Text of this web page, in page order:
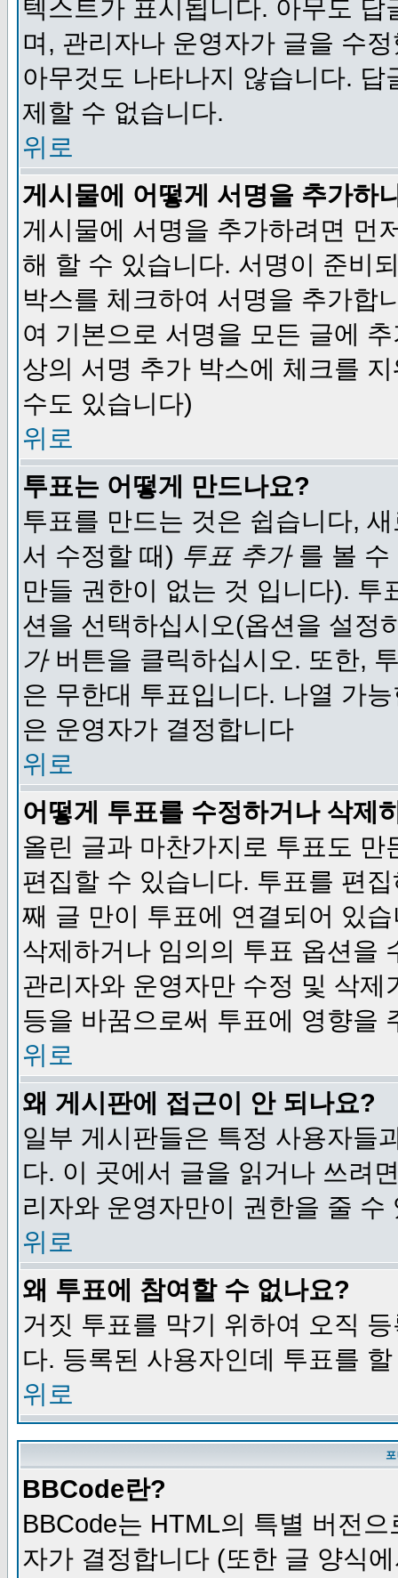
텍스트가 표시됩니다. 아무도
며, 관리자나 운영자가 글을 수
아무것도 나타나지 않습니다.
제할 수 없습니다.
위로
게시물에 어떻게 서명을 추가하
게시물에 서명을 추가하려면 먼
해 할 수 있습니다. 서명이 준비
박스를 체크하여 서명을 추가합
여 기본으로 서명을 모든 글에
상의 서명 추가 박스에 체크를
수도 있습니다)
위로
투표는 어떻게 만드나요?
투표를 만드는 것은 쉽습니다,
서 수정할 때) 투표 추가를 볼 수
만들 권한이 없는 것 입니다).
션을 선택하십시오(옵션을 설정
가버튼을 클릭하십시오. 또한,
은 무한대 투표입니다. 나열 가
은 운영자가 결정합니다
위로
어떻게 투표를 수정하거나 삭제
올린 글과 마찬가지로 투표도
편집할 수 있습니다. 투표를 편
째 글 만이 투표에 연결되어 있
삭제하거나 임의의 투표 옵션을
관리자와 운영자만 수정 및 삭
등을 바꿈으로써 투표에 영향을
위로
왜 게시판에 접근이 안 되나요?
일부 게시판들은 특정 사용자들
다. 이 곳에서 글을 읽거나 쓰려
리자와 운영자만이 권한을 줄
위로
왜 투표에 참여할 수 없나요?
거짓 투표를 막기 위하여 오직
다. 등록된 사용자인데 투표를
위로
BBCode란?
BBCode는 HTML의 특별 버전
자가 결정합니다 (또한 글 양식